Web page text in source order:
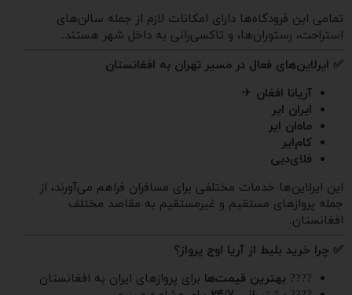
تمامی این فرودگاه‌ها دارای امکانات لازم از جمله سالن‌های
استراحت، رستوران‌ها، و تاکسی‌رانی به داخل شهر هستند.
✅ ایرلاین‌های فعال در مسیر تهران به افغانستان
آریانا افغان ✈
ایران ایر
ماه‌ان ایر
کام‌ایر
فلای‌دبی
این ایرلاین‌ها خدمات مختلفی برای مسافران فراهم می‌آورند، از
جمله پروازهای مستقیم و غیرمستقیم به مقاصد مختلف
افغانستان.
✅ چرا خرید بلیط از آریا اوج پرواز؟
???? بهترین قیمت‌ها برای پروازهای ایران به افغانستان